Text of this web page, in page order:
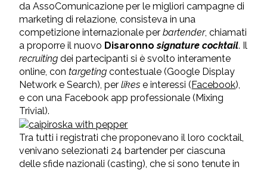
da AssoComunicazione per le migliori campagne di
marketing di relazione, consisteva in una
competizione internazionale perbartender, chiamati
a proporre il nuovo Disaronnosignature cocktail. Il
recruiting dei partecipanti si è svolto interamente
online, contargetingcontestuale (Google Display
Network e Search), perlikes e interessi (Facebook),
e con una Facebook app professionale (Mixing
Trivial).
Tra tutti i registrati che proponevano il loro cocktail,
venivano selezionati 24 bartender per ciascuna
delle sfide nazionali (casting), che si sono tenute in